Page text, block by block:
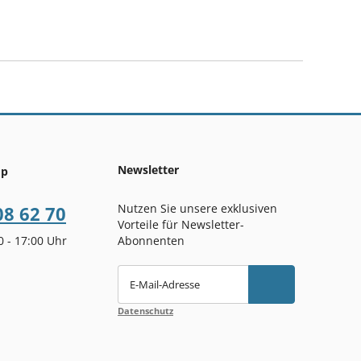
62 70
- 17:00 Uhr
Newsletter
Nutzen Sie unsere exklusiven
Vorteile für Newsletter-
Abonnenten
E-Mail-Adresse
Datenschutz